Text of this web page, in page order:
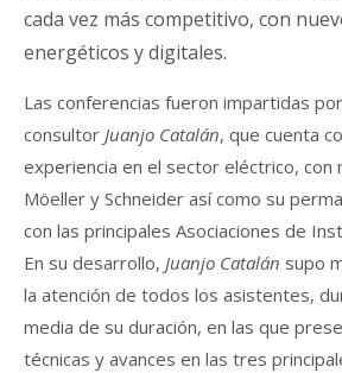
cada vez más competitivo, con
energéticos y digitales.
Las conferencias fueron impartidas
consultor Juanjo Catalán, que cuenta
experiencia en el sector eléctrico, con
Möeller y Schneider así como su
con las principales Asociaciones de
En su desarrollo, Juanjo Catalán supo
la atención de todos los asistentes,
media de su duración, en las que
técnicas y avances en las tres